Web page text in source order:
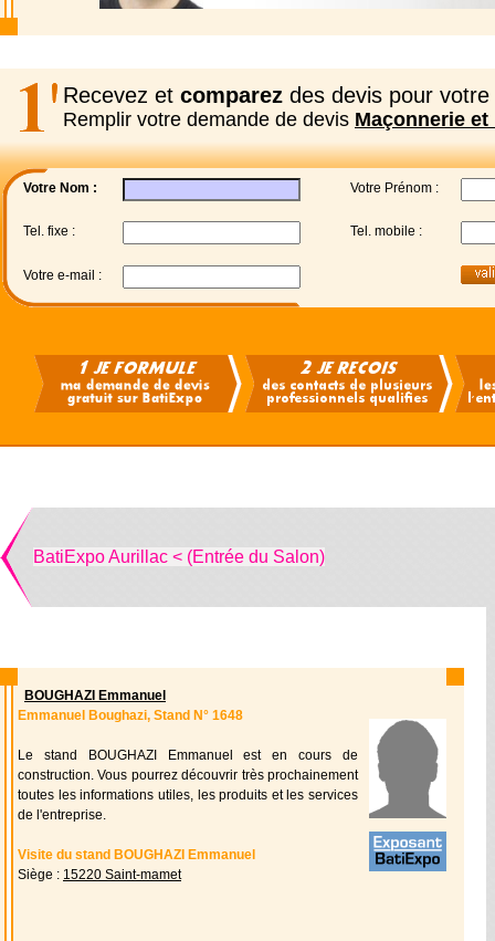
Recevez et comparez des devis pour votre
Remplir votre demande de devis Maçonnerie et
Votre Nom : Votre Prénom :
Tel. fixe : Tel. mobile :
Votre e-mail :
BatiExpo Aurillac < (Entrée du Salon)
BOUGHAZI Emmanuel
Emmanuel Boughazi, Stand N° 1648
Le stand BOUGHAZI Emmanuel est en cours de
construction. Vous pourrez découvrir très prochainement
toutes les informations utiles, les produits et les services
de l'entreprise.
Visite du stand BOUGHAZI Emmanuel
Siège : 15220 Saint-mamet